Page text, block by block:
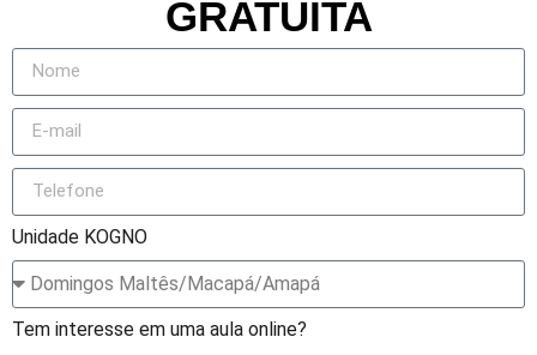
GRATUITA
Unidade KOGNO
Tem interesse em uma aula online?